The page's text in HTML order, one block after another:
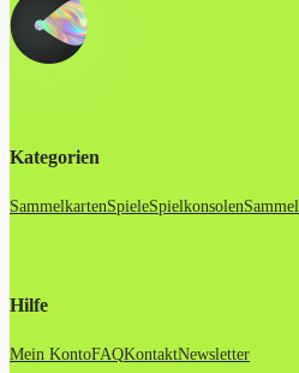
Kategorien
SammelkartenSpieleSpielkonsolen
Hilfe
Mein KontoFAQKontaktNewsletter